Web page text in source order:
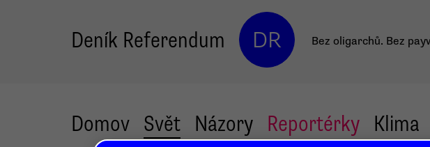
Deník Referendum DR Bez oligarchů. Bez
Domov Svět Názory Reportérky Klima